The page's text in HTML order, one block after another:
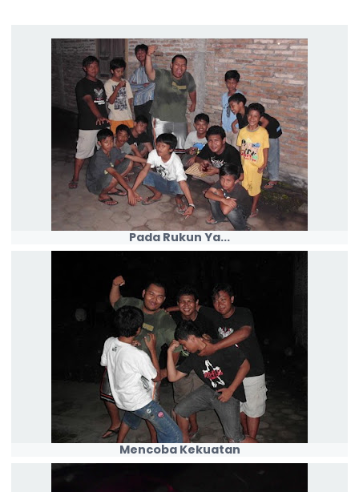
Pada Rukun Ya...
Mencoba Kekuatan